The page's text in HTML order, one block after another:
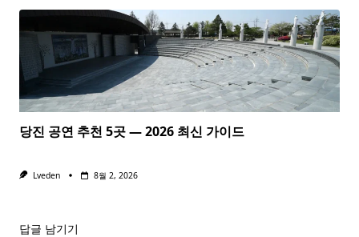
당진 공연 추천 5곳 — 2026 최신 가이드
Lveden 8월 2, 2026
답글 남기기